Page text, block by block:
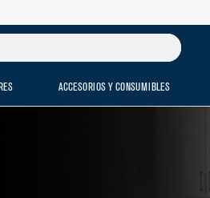
ACCESORIOS Y CONSUMIBLES